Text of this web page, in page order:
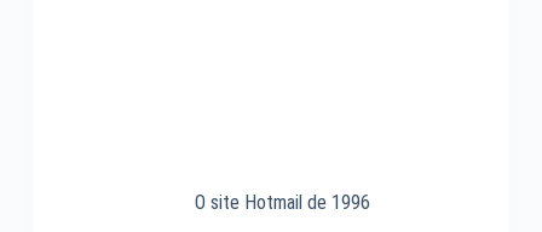
O site Hotmail de 1996